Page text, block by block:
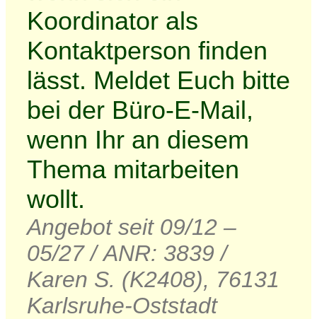
Koordinator als
Kontaktperson finden
lässt. Meldet Euch bitte
bei der Büro-E-Mail,
wenn Ihr an diesem
Thema mitarbeiten
wollt.
Angebot seit 09/12 –
05/27 / ANR: 3839 /
Karen S. (K2408), 76131
Karlsruhe-Oststadt